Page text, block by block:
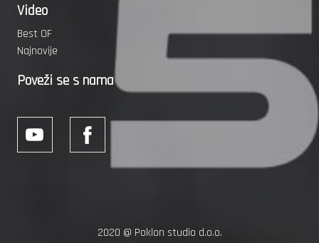
Video
Best OF
Najnovije
Poveži se s nama
2020 @ Poklon studio d.o.o.